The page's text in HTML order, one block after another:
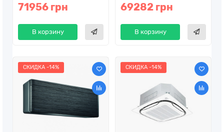
71956 грн
В корзину
69282 грн
В корзину
СКИДКА -14% СКИДКА -14%